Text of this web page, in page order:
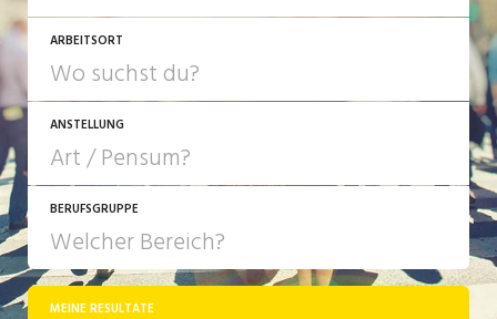
ARBEITSORT
ANSTELLUNG
JOB-TYP
Festanstellung
BERUFSGRUPPE
MEINE RESULTATE